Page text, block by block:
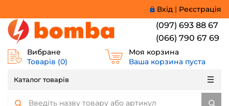
Вхід | Реєстрація
(097) 693 88 67
(066) 790 67 69
Вибране
Товарів (0)
Моя корзина
Ваша корзина пуста
Каталог товарів